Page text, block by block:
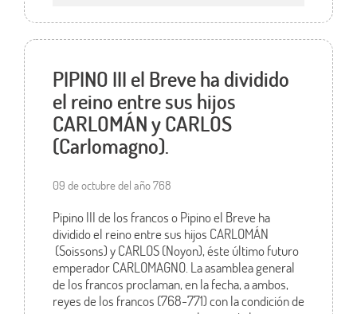
PIPINO III el Breve ha dividido
el reino entre sus hijos
CARLOMÁN y CARLOS
(Carlomagno).
09 de octubre del año 768
Pipino III de los francos o Pipino el Breve ha
dividido el reino entre sus hijos CARLOMÁN
(Soissons) y CARLOS (Noyon), éste último futuro
emperador CARLOMAGNO. La asamblea general
de los francos proclaman, en la fecha, a ambos,
reyes de los francos (768-771) con la condición de